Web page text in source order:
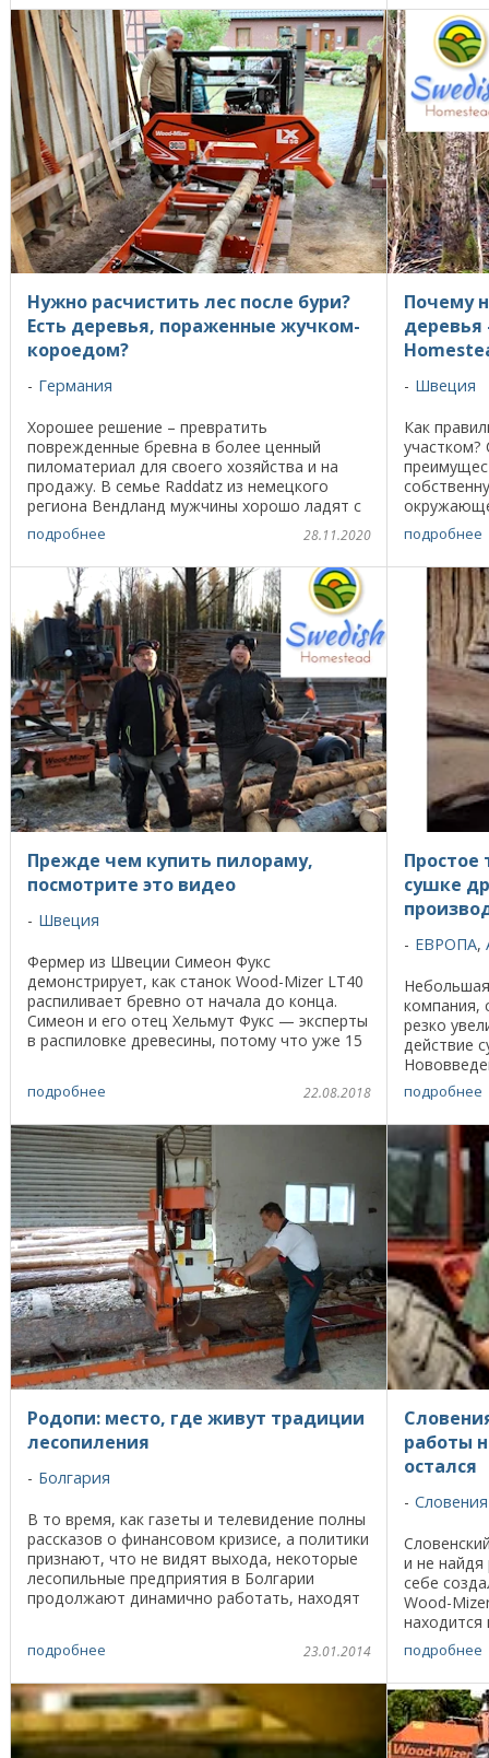
Нужно расчистить лес после бури?
Есть деревья, пораженные жучком-
короедом?
Германия
Хорошее решение – превратить
поврежденные бревна в более ценный
пиломатериал для своего хозяйства и на
продажу. В семье Raddatz из немецкого
региона Вендланд мужчины хорошо ладят с
техникой. Кевин – профессиональный
слесарь, работает в отделе ...
подробнее 28.11.2020
Почему
деревья
Швеция
Как
чтобы
трогать
подробнее
Прежде чем купить пилораму,
посмотрите это видео
Швеция
Фермер из Швеции Симеон Фукс
демонстрирует, как станок Wood-Mizer LT40
распиливает бревно от начала до конца.
Симеон и его отец Хельмут Фукс — эксперты
в распиловке древесины, потому что уже 15
подробнее 22.08.2018
Простое
сушке
ЕВРОПА,
компания,
резко
действие
дерева
подробнее
Родопи: место, где живут традиции
лесопиления
Болгария
В то время, как газеты и телевидение полны
рассказов о финансовом кризисе, а политики
признают, что не видят выхода, некоторые
лесопильные предприятия в Болгарии
продолжают динамично работать, находят
подробнее 23.01.2014
работы
остался
Словения
и не найдя
себе
Wood-
находится
метров
лес, ...
подробнее